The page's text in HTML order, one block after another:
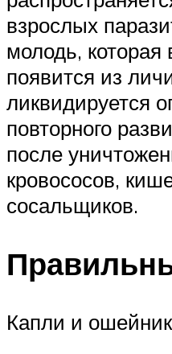
взрослых
молодь,
появится из
ликвидируется
повторного
после
кровососов,
сосальщиков.
Капли и